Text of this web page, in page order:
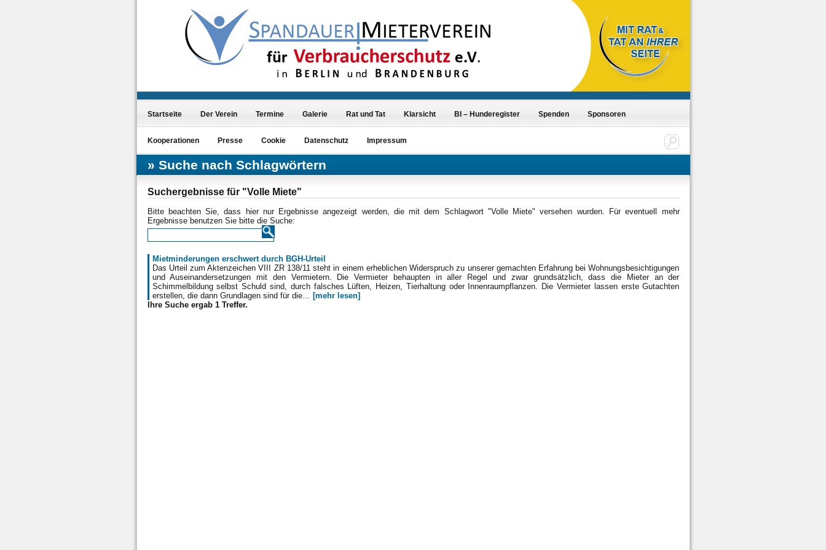
Startseite Der Verein Termine Galerie Rat und Tat Klarsicht BI – Hunderegister Spenden Sponsoren
Kooperationen Presse Cookie Datenschutz Impressum
Suche nach Schlagwörtern
Suchergebnisse für "Volle Miete"
Bitte beachten Sie, dass hier nur Ergebnisse angezeigt werden, die mit dem Schlagwort "Volle Miete" versehen wurden. Für eventuell mehr
Ergebnisse benutzen Sie bitte die Suche:
Mietminderungen erschwert durch BGH-Urteil
Das Urteil zum Aktenzeichen VIII ZR 138/11 steht in einem erheblichen Widerspruch zu unserer gemachten Erfahrung bei Wohnungsbesichtigungen
und Auseinandersetzungen mit den Vermietern. Die Vermieter behaupten in aller Regel und zwar grundsätzlich, dass die Mieter an der
Schimmelbildung selbst Schuld sind, durch falsches Lüften, Heizen, Tierhaltung oder Innenraumpflanzen. Die Vermieter lassen erste Gutachten
erstellen, die dann Grundlagen sind für die… [mehr lesen]
Ihre Suche ergab 1 Treffer.